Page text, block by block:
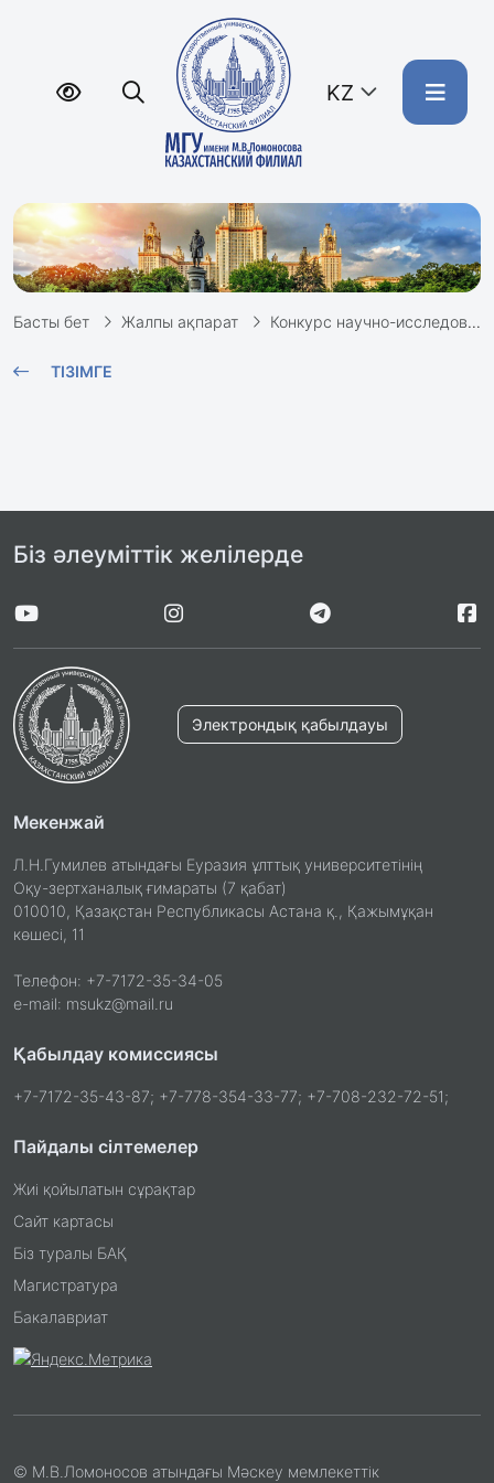
KZ
Басты бет Жалпы ақпарат Конкурс научно-исследовательских работ
ТІЗІМГЕ
Біз әлеуміттік желілерде
Электрондық қабылдауы
Мекенжай
Л.Н.Гумилев атындағы Еуразия ұлттық университетінің
Оқу-зертханалық ғимараты (7 қабат)
010010, Қазақстан Республикасы Астана қ., Қажымұқан
көшесі, 11
Телефон: +7-7172-35-34-05
e-mail: msukz@mail.ru
Қабылдау комиссиясы
+7-7172-35-43-87; +7-778-354-33-77; +7-708-232-72-51;
Пайдалы сілтемелер
Жиі қойылатын сұрақтар
Сайт картасы
Біз туралы БАҚ
Магистратура
Бакалавриат
© М.В.Ломоносов атындағы Мәскеу мемлекеттік